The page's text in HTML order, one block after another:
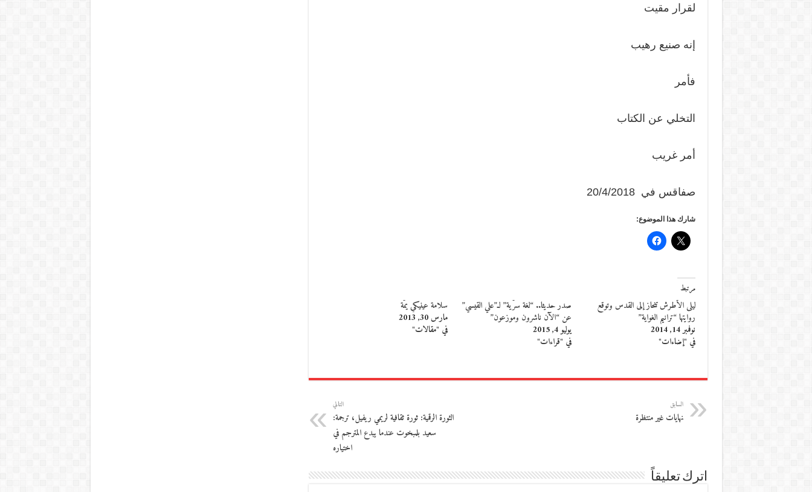
لقرار مقيت
إنه صنيع رهيب
فأمر
التخلي عن الكتاب
أمر غريب
صفاقس في 20/4/2018
شارك هذا الموضوع:
مرتبط
ليلى الأطرش تنحاز إلى القدس وتوقع
روايتها “ترانيم الغواية”
نوفمبر 14, 2014
في "إضاءات"
صدر حديثا.. “لغة سرّية” لـ”علي القيسي”
عن “الآن ناشرون وموزعون”
يوليو 4, 2015
في "قراءات"
سلامة عينيكي يمّة
مارس 30, 2013
في "مقالات"
السابق
نهايات غير منتظرة
التالي
الثورة الرقمية: ثورة ثقافية لريمي ريفيل، ترجمة:
سعيد بلمبخوت عندما يبدع المترجم في
اختياره
اترك تعليقاً